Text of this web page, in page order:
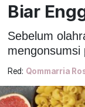
Biar
Sebelum
mengonsumsi
Red: Qommarria